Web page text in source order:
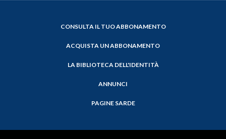
CONSULTA IL TUO ABBONAMENTO
ACQUISTA UN ABBONAMENTO
LA BIBLIOTECA DELL'IDENTITÀ
ANNUNCI
PAGINE SARDE